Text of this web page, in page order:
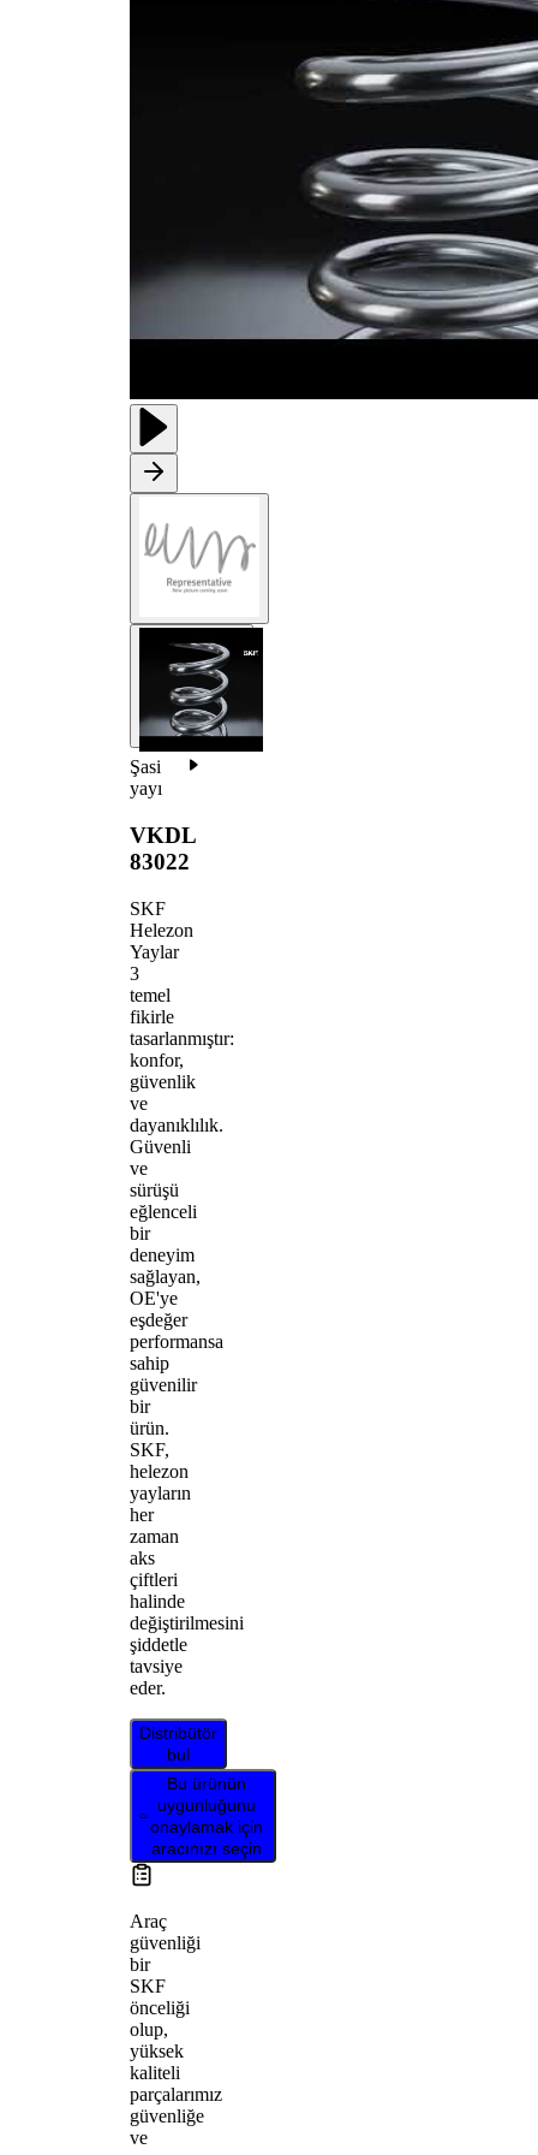
Şasi
yayı
VKDL
83022
SKF
Helezon
Yaylar
3
temel
fikirle
tasarlanmıştır:
konfor,
güvenlik
ve
dayanıklılık.
Güvenli
ve
sürüşü
eğlenceli
bir
deneyim
sağlayan,
OE'ye
eşdeğer
performansa
sahip
güvenilir
bir
ürün.
SKF,
helezon
yayların
her
zaman
aks
çiftleri
halinde
değiştirilmesini
şiddetle
tavsiye
eder.
Distribütör
bul
Bu ürünün
uygunluğunu
onaylamak için
aracınızı seçin
Araç
güvenliği
bir
SKF
önceliği
olup,
yüksek
kaliteli
parçalarımız
güvenliğe
ve